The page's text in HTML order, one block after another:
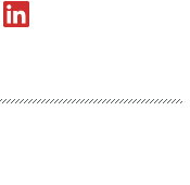
LinkedIn